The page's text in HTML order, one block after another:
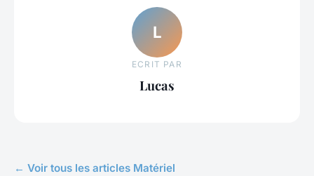
L
ECRIT PAR
Lucas
← Voir tous les articles Matériel